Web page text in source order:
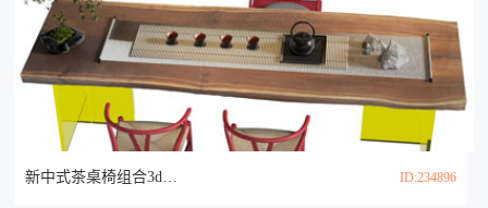
新中式茶桌椅组合3d模型 ID:234896